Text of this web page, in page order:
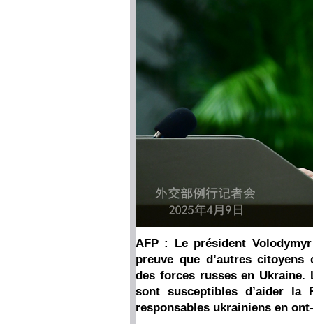
AFP : Le président
preuve que d’autres
des forces russes en Ukraine.
sont susceptibles d’aider
responsables ukrainiens en